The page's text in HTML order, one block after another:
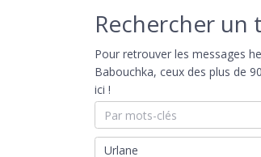
Rechercher un
Pour retrouver les messages
Babouchka, ceux des plus de
ici !